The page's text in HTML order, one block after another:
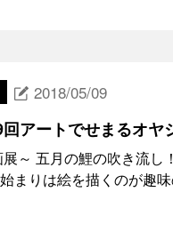
2018/05/09
回アートでせまるオヤ
展～ 五月の鯉の吹き流
まりは絵を描くのが趣